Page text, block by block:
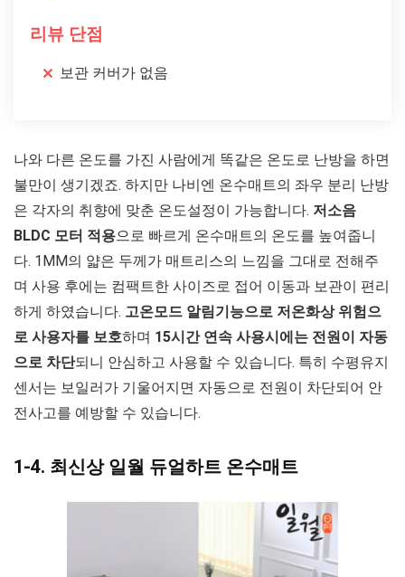
리뷰 단점
보관 커버가 없음
나와 다른 온도를 가진 사람에게 똑같은 온도로 난방을 하면
불만이 생기겠죠. 하지만 나비엔 온수매트의 좌우 분리 난방
은 각자의 취향에 맞춘 온도설정이 가능합니다. 저소음
BLDC 모터 적용으로 빠르게 온수매트의 온도를 높여줍니
다. 1MM의 얇은 두께가 매트리스의 느낌을 그대로 전해주
며 사용 후에는 컴팩트한 사이즈로 접어 이동과 보관이 편리
하게 하였습니다. 고온모드 알림기능으로 저온화상 위험으
로 사용자를 보호하며 15시간 연속 사용시에는 전원이 자동
으로 차단되니 안심하고 사용할 수 있습니다. 특히 수평유지
센서는 보일러가 기울어지면 자동으로 전원이 차단되어 안
전사고를 예방할 수 있습니다.
1-4. 최신상 일월 듀얼하트 온수매트